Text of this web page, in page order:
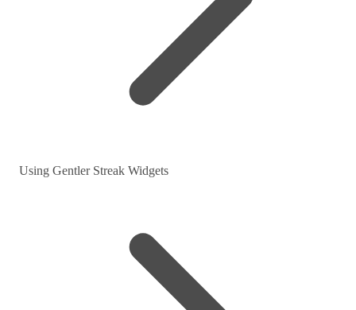
Using Gentler Streak Widgets